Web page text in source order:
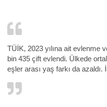
TÜİK, 2023 yılına ait evlenme
bin 435 çift evlendi. Ülkede
eşler arası yaş farkı da azaldı.